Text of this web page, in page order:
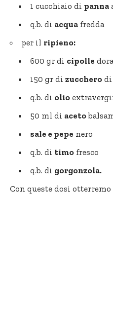
1 cucchiaio di panna
q.b. di acqua fredda
per il ripieno:
600 gr di cipolle
150 gr di zucchero di
q.b. di olio
50 ml di aceto
sale e pepe nero
q.b. di timo fresco
q.b. di gorgonzola.
Con queste dosi otterremo